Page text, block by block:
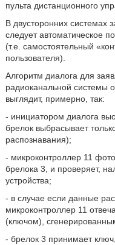
пульта дистанционного
В двусторонних системах
следует автоматическое
(т.е. самостоятельный
пользователя).
Алгоритм диалога для
радиоканальной системы
выглядит, примерно, так:
- инициатором диалога
брелок выбрасывает
распознавания);
- микроконтроллер 11
брелока 3, и проверяет,
устройства;
- в случае если данные
микроконтроллер 11
(ключом),
- брелок 3 принимает